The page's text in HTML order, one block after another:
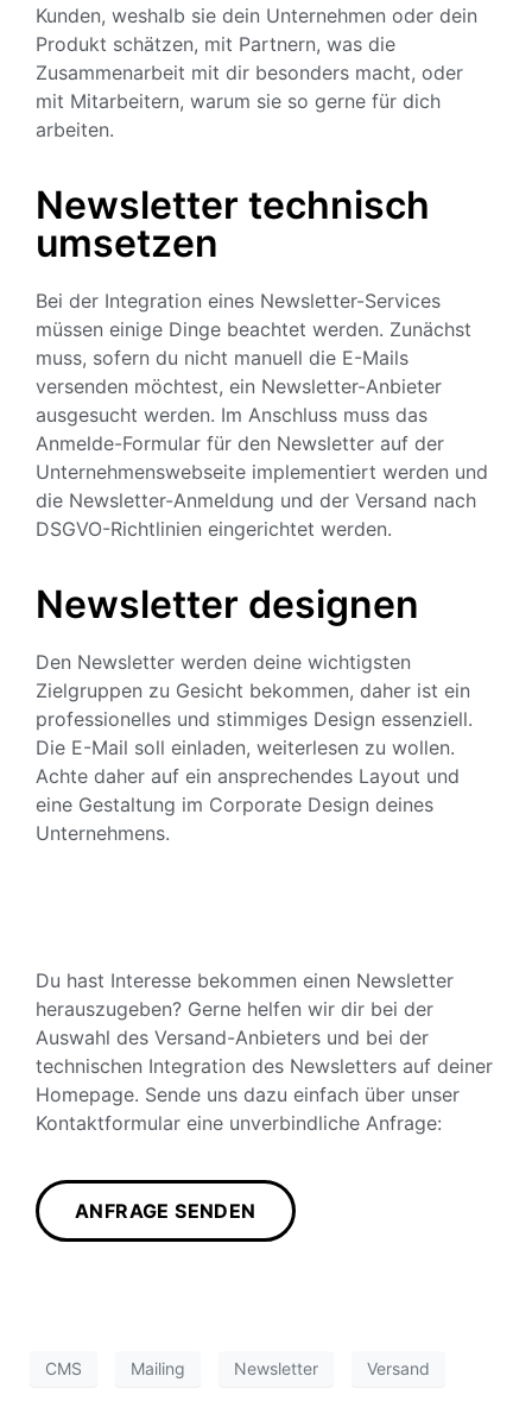
Kunden, weshalb sie dein Unternehmen oder dein
Produkt schätzen, mit Partnern, was die
Zusammenarbeit mit dir besonders macht, oder
mit Mitarbeitern, warum sie so gerne für dich
arbeiten.
Newsletter technisch
umsetzen
Bei der Integration eines Newsletter-Services
müssen einige Dinge beachtet werden. Zunächst
muss, sofern du nicht manuell die E-Mails
versenden möchtest, ein Newsletter-Anbieter
ausgesucht werden. Im Anschluss muss das
Anmelde-Formular für den Newsletter auf der
Unternehmenswebseite implementiert werden und
die Newsletter-Anmeldung und der Versand nach
DSGVO-Richtlinien eingerichtet werden.
Newsletter designen
Den Newsletter werden deine wichtigsten
Zielgruppen zu Gesicht bekommen, daher ist ein
professionelles und stimmiges Design essenziell.
Die E-Mail soll einladen, weiterlesen zu wollen.
Achte daher auf ein ansprechendes Layout und
eine Gestaltung im Corporate Design deines
Unternehmens.
Du hast Interesse bekommen einen Newsletter
herauszugeben? Gerne helfen wir dir bei der
Auswahl des Versand-Anbieters und bei der
technischen Integration des Newsletters auf deiner
Homepage. Sende uns dazu einfach über unser
Kontaktformular eine unverbindliche Anfrage:
ANFRAGE SENDEN
CMS Mailing Newsletter Versand